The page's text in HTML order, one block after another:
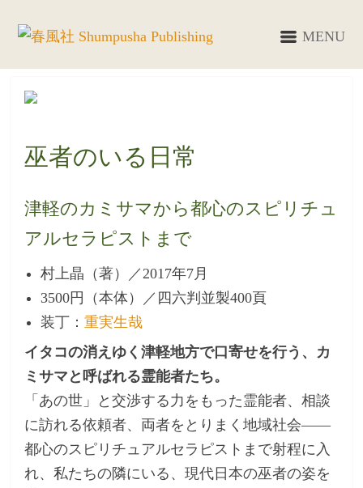
MENU
巫者のいる日常
津軽のカミサマから都心のスピリチュ
アルセラピストまで
村上晶（著）／2017年7月
3500円（本体）／四六判並製400頁
装丁：重実生哉
イタコの消えゆく津軽地方で口寄せを行う、カ
ミサマと呼ばれる霊能者たち。
「あの世」と交渉する力をもった霊能者、相談
に訪れる依頼者、両者をとりまく地域社会――
都心のスピリチュアルセラピストまで射程に入
れ、私たちの隣にいる、現代日本の巫者の姿を